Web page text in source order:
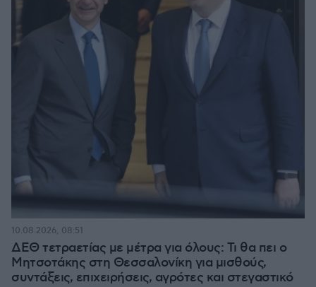
ΔΕΘ τετραετίας με μέτρα για όλους: Τι θα πει ο
Μητσοτάκης στη Θεσσαλονίκη για μισθούς,
συντάξεις, επιχειρήσεις, αγρότες και στεγαστικό
10.08.2026, 08:51